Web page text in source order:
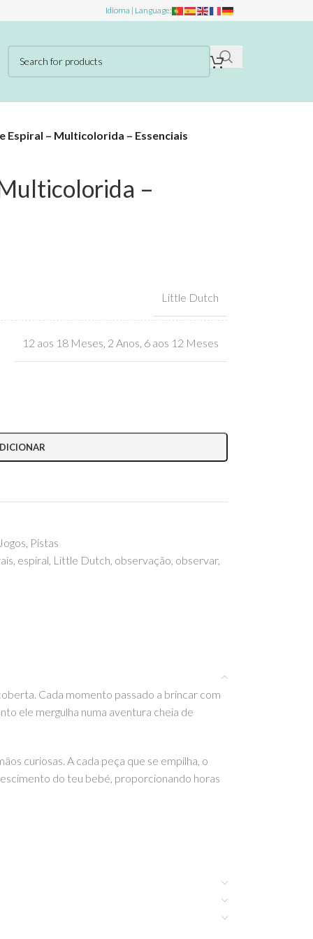
Idioma | Language:
Espiral – Multicolorida – Essenciais
–
Little Dutch
12 aos 18 Meses 2 Anos 6 aos 12 Meses
Jogos, Pistas
, espiral, Little Dutch, observação, observar,
Cada momento passado a brincar com
ele mergulha numa aventura cheia de
curiosas. A cada peça que se empilha, o
do teu bebé, proporcionando horas
e outros artigos incríveis da Little Dutch